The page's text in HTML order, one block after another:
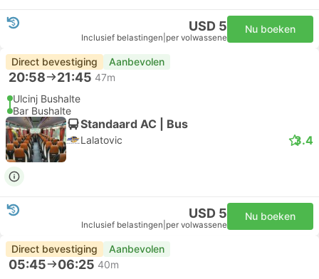
USD 5
Inclusief belastingen per volwassene
Nu boeken
Direct bevestiging Aanbevolen
20:58 21:45 47m
Ulcinj Bushalte
Bar Bushalte
Standaard AC | Bus
Lalatovic 3.4
USD 5
Inclusief belastingen per volwassene
Nu boeken
Direct bevestiging Aanbevolen
05:45 06:25 40m